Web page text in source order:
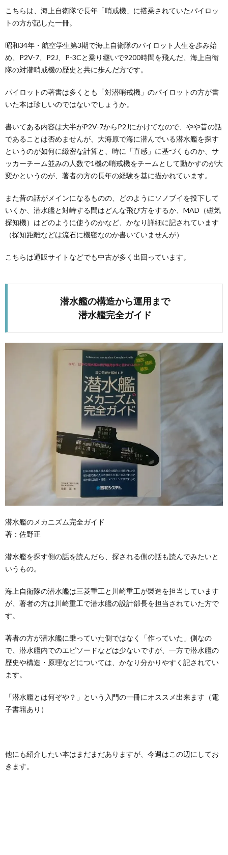
こちらは、海上自衛隊で長年「哨戒機」に搭乗されていたパイロッ
トの方が記した一冊。
昭和34年・航空学生第3期で海上自衛隊のパイロット人生を歩み始
め、P2V-7、P2J、P-3Cと乗り継いで9200時間を飛んだ、海上自衛
隊の対潜哨戒機の歴史と共に歩んだ方です。
パイロットの著書は多くとも「対潜哨戒機」のパイロットの方が書
いた本は珍しいのではないでしょうか。
書いてある内容は大半がP2V-7からP2Jにかけてなので、やや昔の話
であることは否めませんが、大海原で海に潜んでいる潜水艦を探す
というのが如何に緻密な計算と、時に「直感」に基づくものか、サ
ッカーチーム並みの人数で1機の哨戒機をチームとして動かすのが大
変かというのが、著者の方の長年の経験を基に描かれています。
また昔の話がメインになるものの、どのようにソノブイを投下して
いくか、潜水艦と対峙する間はどんな飛び方をするか、MAD（磁気
探知機）はどのように使うのかなど、かなり詳細に記されています
（探知距離などは流石に機密なのか書いていませんが）
こちらは通販サイトなどでも中古が多く出回っています。
潜水艦の構造から運用まで
潜水艦完全ガイド
潜水艦のメカニズム完全ガイド
著：佐野正
潜水艦を探す側の話を読んだら、探される側の話も読んでみたいと
いうもの。
海上自衛隊の潜水艦は三菱重工と川崎重工が製造を担当しています
が、著者の方は川崎重工で潜水艦の設計部長を担当されていた方で
す。
著者の方が潜水艦に乗っていた側ではなく「作っていた」側なの
で、潜水艦内でのエピソードなどは少ないですが、一方で潜水艦の
歴史や構造・原理などについては、かなり分かりやすく記されてい
ます。
「潜水艦とは何ぞや？」という入門の一冊にオススメ出来ます（電
子書籍あり）
他にも紹介したい本はまだまだありますが、今週はこの辺にしてお
きます。